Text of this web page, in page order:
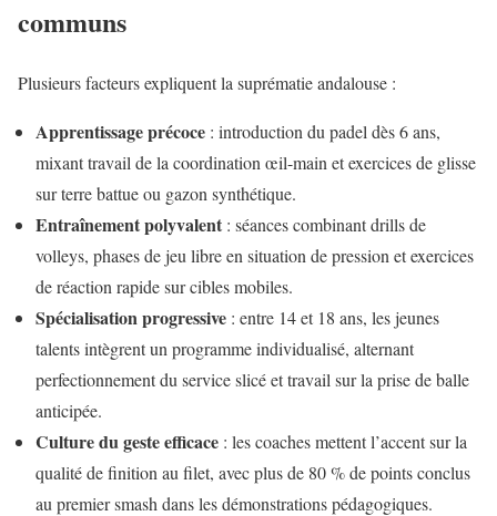
communs
Plusieurs facteurs expliquent la suprématie andalouse :
Apprentissage précoce : introduction du padel dès 6 ans,
mixant travail de la coordination œil-main et exercices de glisse
sur terre battue ou gazon synthétique.
Entraînement polyvalent : séances combinant drills de
volleys, phases de jeu libre en situation de pression et exercices
de réaction rapide sur cibles mobiles.
Spécialisation progressive : entre 14 et 18 ans, les jeunes
talents intègrent un programme individualisé, alternant
perfectionnement du service slicé et travail sur la prise de balle
anticipée.
Culture du geste efficace : les coaches mettent l’accent sur la
qualité de finition au filet, avec plus de 80 % de points conclus
au premier smash dans les démonstrations pédagogiques.